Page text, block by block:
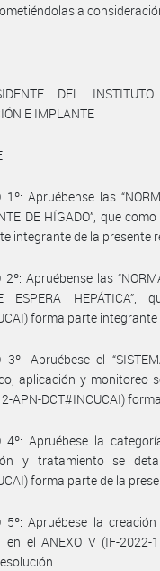
a
DEL
E IMPLANTE
1º: Apruébense las
DE HÍGADO”, que
integrante de la presente
2º: Apruébense las
ESPERA HEPÁTICA”,
forma parte
3º: Apruébese el
aplicación y monitoreo
APN-DCT#INCUCAI)
4º: Apruébese la
y tratamiento se
forma parte de la
5º: Apruébese la
en el ANEXO V (IF-2022-